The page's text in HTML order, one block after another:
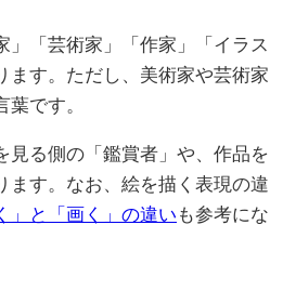
」「芸術家」「作家」「イラス
ます。ただし、美術家や芸術家
です。
見る側の「鑑賞者」や、作品を
ます。なお、絵を描く表現の違
」と「画く」の違い も参考にな